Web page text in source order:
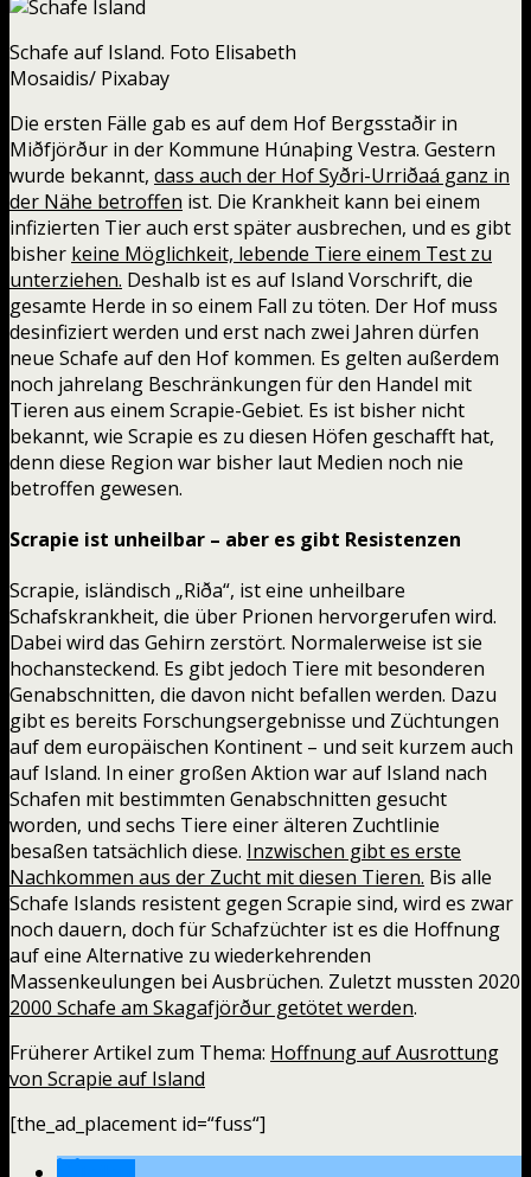
Schafe auf Island. Foto Elisabeth
Mosaidis/ Pixabay
Die ersten Fälle gab es auf dem Hof Bergsstaðir in
Miðfjörður in der Kommune Húnaþing Vestra. Gestern
wurde bekannt, dass auch der Hof Syðri-Urriðaá ganz in
der Nähe betroffen ist. Die Krankheit kann bei einem
infizierten Tier auch erst später ausbrechen, und es gibt
bisher keine Möglichkeit, lebende Tiere einem Test zu
unterziehen. Deshalb ist es auf Island Vorschrift, die
gesamte Herde in so einem Fall zu töten. Der Hof muss
desinfiziert werden und erst nach zwei Jahren dürfen
neue Schafe auf den Hof kommen. Es gelten außerdem
noch jahrelang Beschränkungen für den Handel mit
Tieren aus einem Scrapie-Gebiet. Es ist bisher nicht
bekannt, wie Scrapie es zu diesen Höfen geschafft hat,
denn diese Region war bisher laut Medien noch nie
betroffen gewesen.
Scrapie ist unheilbar – aber es gibt Resistenzen
Scrapie, isländisch „Riða“, ist eine unheilbare
Schafskrankheit, die über Prionen hervorgerufen wird.
Dabei wird das Gehirn zerstört. Normalerweise ist sie
hochansteckend. Es gibt jedoch Tiere mit besonderen
Genabschnitten, die davon nicht befallen werden. Dazu
gibt es bereits Forschungsergebnisse und Züchtungen
auf dem europäischen Kontinent – und seit kurzem auch
auf Island. In einer großen Aktion war auf Island nach
Schafen mit bestimmten Genabschnitten gesucht
worden, und sechs Tiere einer älteren Zuchtlinie
besaßen tatsächlich diese. Inzwischen gibt es erste
Nachkommen aus der Zucht mit diesen Tieren. Bis alle
Schafe Islands resistent gegen Scrapie sind, wird es zwar
noch dauern, doch für Schafzüchter ist es die Hoffnung
auf eine Alternative zu wiederkehrenden
Massenkeulungen bei Ausbrüchen. Zuletzt mussten 2020
2000 Schafe am Skagafjörður getötet werden.
Früherer Artikel zum Thema: Hoffnung auf Ausrottung
von Scrapie auf Island
[the_ad_placement id=“fuss“]